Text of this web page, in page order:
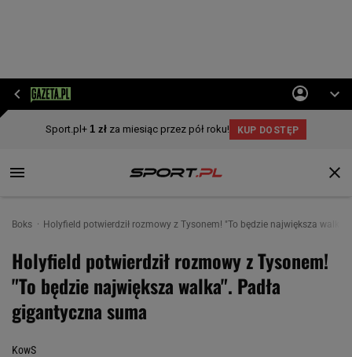
Boks Holyfield potwierdził rozmowy z Tysonem! "To będzie największa
Holyfield potwierdził rozmowy z Tysonem!
"To będzie największa walka". Padła
gigantyczna suma
KowS